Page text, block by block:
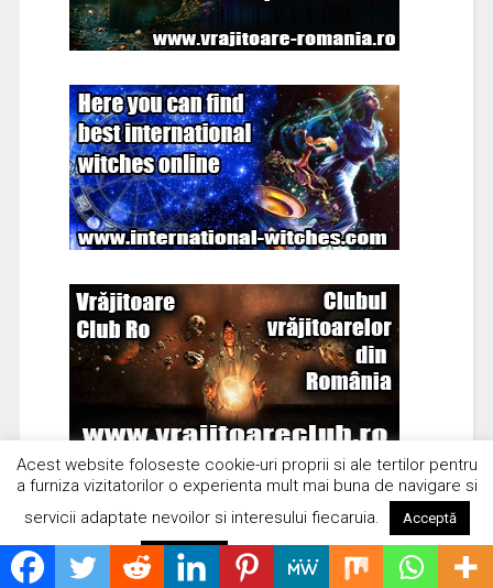
Acest website foloseste cookie-uri proprii si ale tertilor pentru
a furniza vizitatorilor o experienta mult mai buna de navigare si
servicii adaptate nevoilor si interesului fiecaruia.
Acceptă
Respinge Citește mai mult